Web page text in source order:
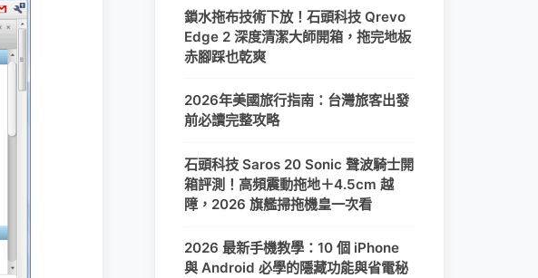
鎖水拖布技術下放！石頭科技 Qrevo
Edge 2 深度清潔大師開箱，拖完地板
赤腳踩也乾爽
2026年美國旅行指南：台灣旅客出發
前必讀完整攻略
石頭科技 Saros 20 Sonic 聲波騎士開
箱評測！高頻震動拖地＋4.5cm 越
障，2026 旗艦掃拖機皇一次看
2026 最新手機教學：10 個 iPhone
與 Android 必學的隱藏功能與省電秘